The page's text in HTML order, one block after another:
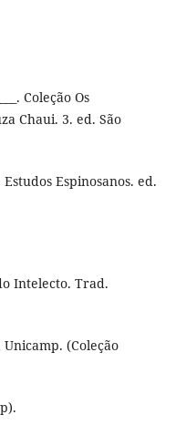
Coleção Os
Chaui. 3. ed. São
Estudos Espinosanos. ed.
Intelecto. Trad.
(Coleção